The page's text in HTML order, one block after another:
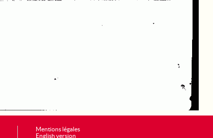
Mentions légales
English version